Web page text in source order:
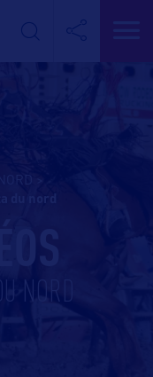
du nord
NORD